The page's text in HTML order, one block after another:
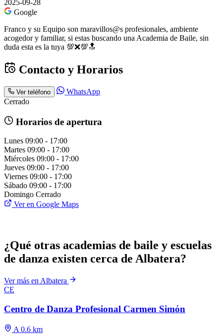
2025-09-28
Google
Franco y su Equipo son maravillos@s profesionales, ambiente
acogedor y familiar, si estas buscando una Academia de Baile, sin
duda esta es la tuya 💯❌️💯🔝
Contacto y Horarios
Ver teléfono
WhatsApp
Cerrado
Horarios de apertura
Lunes 09:00 - 17:00
Martes 09:00 - 17:00
Miércoles 09:00 - 17:00
Jueves 09:00 - 17:00
Viernes 09:00 - 17:00
Sábado 09:00 - 17:00
Domingo Cerrado
Ver en Google Maps
¿Qué otras academias de baile y escuelas
de danza existen cerca de Albatera?
Ver más en Albatera
CE
Centro de Danza Profesional Carmen Simón
A 0.6 km